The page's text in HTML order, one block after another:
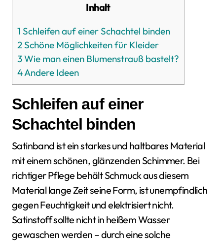
Inhalt
1 Schleifen auf einer Schachtel binden
2 Schöne Möglichkeiten für Kleider
3Wie man einen Blumenstrauß bastelt?
4Andere Ideen
Schleifen auf einer
Schachtel binden
Satinband ist ein starkes und haltbares Material
mit einem schönen, glänzenden Schimmer. Bei
richtiger Pflege behält Schmuck aus diesem
Material lange Zeit seine Form, ist unempfindlich
gegen Feuchtigkeit und elektrisiert nicht.
Satinstoff sollte nicht in heißem Wasser
gewaschen werden – durch eine solche